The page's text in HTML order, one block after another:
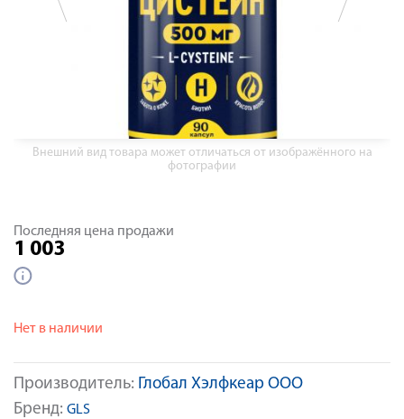
Внешний вид товара может отличаться от изображённого на
фотографии
Производитель: Глобал Хэлфкеар ООО
Бренд: GLS
Последняя цена продажи
1 003
Нет в наличии